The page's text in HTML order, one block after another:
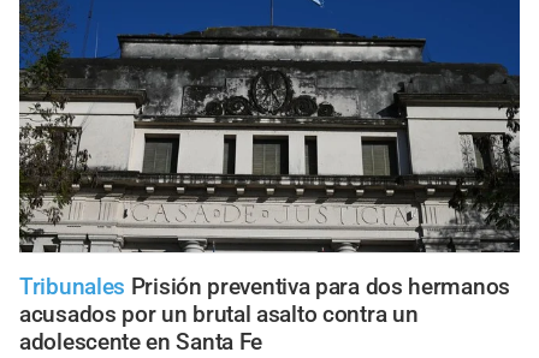
Tribunales Prisión preventiva para dos hermanos
acusados por un brutal asalto contra un
adolescente en Santa Fe